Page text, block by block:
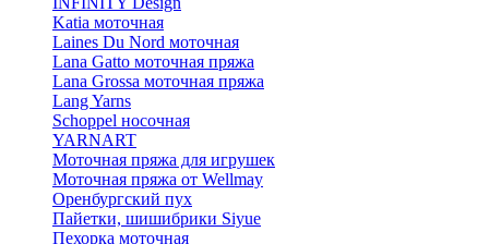
Katia моточная
Laines Du Nord моточная
Lana Gatto моточная пряжа
Lana Grossa моточная пряжа
Lang Yarns
Schoppel носочная
YARNART
Моточная пряжа для игрушек
Моточная пряжа от Wellmay
Оренбургский пух
Пайетки, шишибрики Siyue
Пехорка моточная